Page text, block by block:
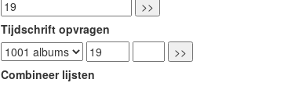
Tijdschrift opvragen
Combineer lijsten